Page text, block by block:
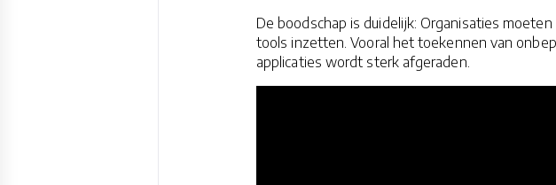
De boodschap is duidelijk: Organisaties
tools inzetten. Vooral het toekennen van
applicaties wordt sterk afgeraden.